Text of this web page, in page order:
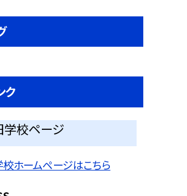
ク
学校ページ
校ホームページはこちら